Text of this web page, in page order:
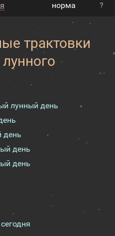
норма ?
трактовки
лунный день
день
день
день